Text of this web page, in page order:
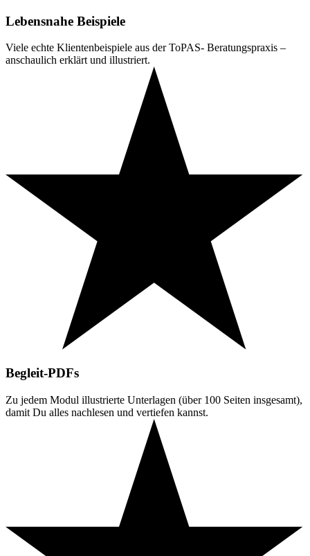
Lebensnahe Beispiele
Viele echte Klientenbeispiele aus der ToPAS- Beratungspraxis –
anschaulich erklärt und illustriert.
Begleit-PDFs
Zu jedem Modul illustrierte Unterlagen (über 100 Seiten insgesamt),
damit Du alles nachlesen und vertiefen kannst.